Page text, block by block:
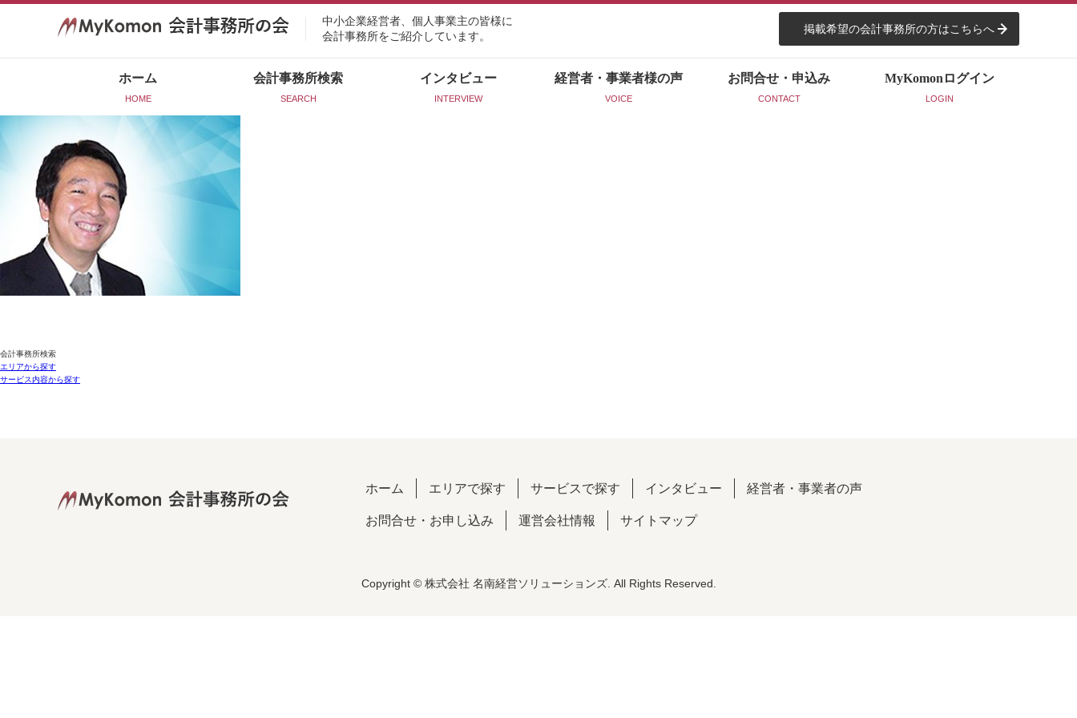
中小企業経営者、個人事業主の皆様に
会計事務所をご紹介しています。
掲載希望の会計事務所の方はこちらへ
ホーム
HOME
会計事務所検索
SEARCH
インタビュー
INTERVIEW
経営者・事業者様の声
VOICE
お問合せ・申込み
CONTACT
MyKomon ログイン
LOGIN
会計事務所検索
エリアから探す
サービス内容から探す
ホーム エリアで探す サービスで探す インタビュー 経営者・事業者の声
お問合せ・お申し込み 運営会社情報 サイトマップ
Copyright © 株式会社 名南経営ソリューションズ. All Rights Reserved.